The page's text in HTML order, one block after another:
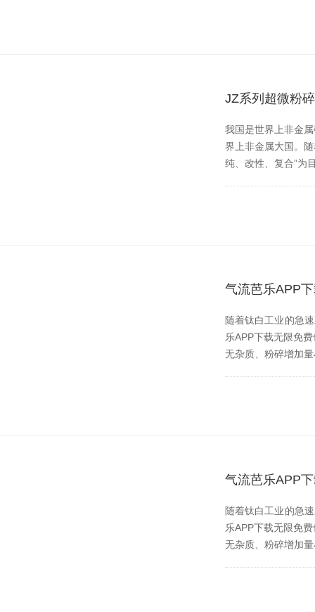
JZ系列超微粉
我国是世界上非金属
界上非金属大国。随
纯、改性、复合”
气流芭乐APP
随着钛白工业的急速
乐APP下载无限免费
无杂质、粉碎增
气流芭乐APP
随着钛白工业的急速
乐APP下载无限免费也
无杂质、粉碎增